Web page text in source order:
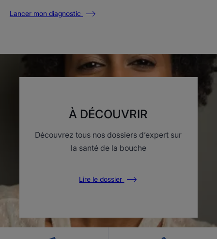
Lancer mon diagnostic
À DÉCOUVRIR
Découvrez tous nos dossiers d’expert sur
la santé de la bouche
Lire le dossier